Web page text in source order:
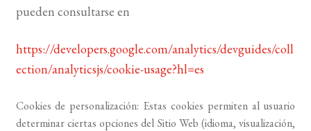
pueden consultarse en
https://developers.google.com/analytics/devguides/coll
ection/analyticsjs/cookie-usage?hl=es
Cookies de personalización: Estas cookies permiten al usuario
determinar ciertas opciones del Sitio Web (idioma, visualización,